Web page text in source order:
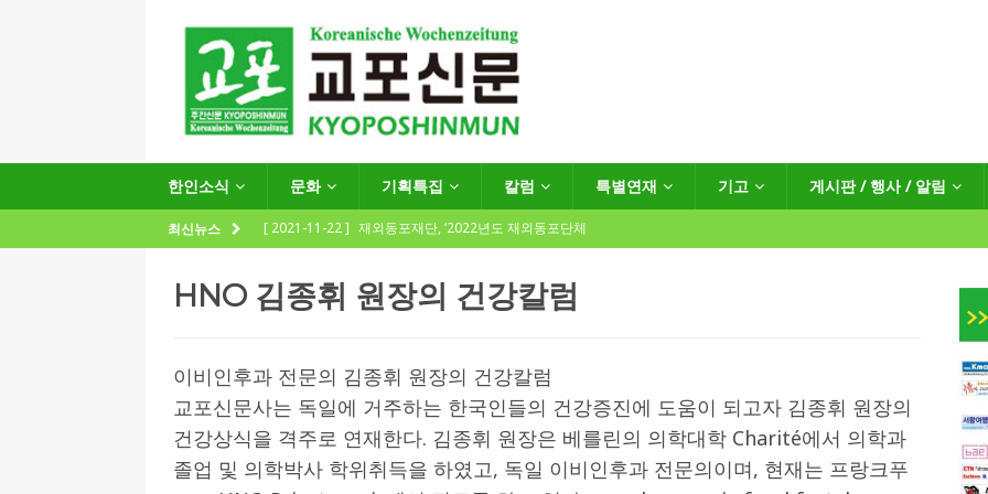
한인소식 문화 기획특집 칼럼 특별연재 기고 게시판 / 행사 / 알림
최신뉴스 [ 2021-11-22 ] 재외동포재단, ‘2022년도 재외동포단체
[ 2021-09-24 ]
함부르크한인회
[ 2020-12-14 ] 코로나 확산세에 따른 독일 연방·주정부 조치현황
(12.14일 기준)
게시판 / 행사 / 알림
[ 2026-07-27 ] “재독동포와 함께하는 재독일한인체육회로 거듭나겠습니다”
[ 2026-07-27 ]
KIST 유럽연구소 30돌…“한-EU 협력 ‘가교’ 넘어 혁신 거점으로” 한인소식
HNO 김종휘 원장의 건강칼럼
이비인후과 전문의 김종휘 원장의 건강칼럼
교포신문사는 독일에 거주하는 한국인들의 건강증진에 도움이 되고자 김종휘 원장의
건강상식을 격주로 연재한다. 김종휘 원장은 베를린의 의학대학 Charité에서 의학과
졸업 및 의학박사 학위취득을 하였고, 독일 이비인후과 전문의이며, 현재는 프랑크푸